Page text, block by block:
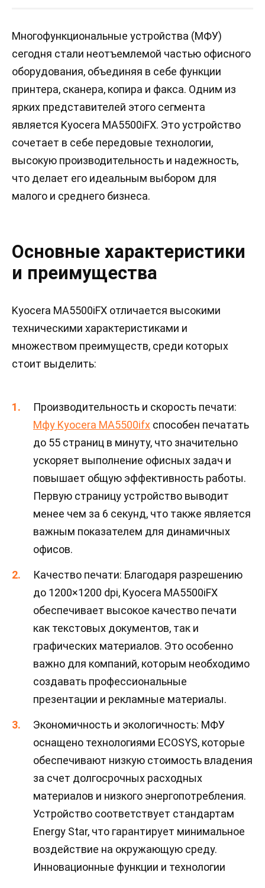
Многофункциональные устройства (МФУ)
сегодня стали неотъемлемой частью офисного
оборудования, объединяя в себе функции
принтера, сканера, копира и факса. Одним из
ярких представителей этого сегмента
является Kyocera MA5500iFX. Это устройство
сочетает в себе передовые технологии,
высокую производительность и надежность,
что делает его идеальным выбором для
малого и среднего бизнеса.
Основные характеристики
и преимущества
Kyocera MA5500iFX отличается высокими
техническими характеристиками и
множеством преимуществ, среди которых
стоит выделить:
Производительность и скорость печати:
Мфу Kyocera MA5500ifx способен печатать
до 55 страниц в минуту, что значительно
ускоряет выполнение офисных задач и
повышает общую эффективность работы.
Первую страницу устройство выводит
менее чем за 6 секунд, что также является
важным показателем для динамичных
офисов.
Качество печати: Благодаря разрешению
до 1200×1200 dpi, Kyocera MA5500iFX
обеспечивает высокое качество печати
как текстовых документов, так и
графических материалов. Это особенно
важно для компаний, которым необходимо
создавать профессиональные
презентации и рекламные материалы.
Экономичность и экологичность: МФУ
оснащено технологиями ECOSYS, которые
обеспечивают низкую стоимость владения
за счет долгосрочных расходных
материалов и низкого энергопотребления.
Устройство соответствует стандартам
Energy Star, что гарантирует минимальное
воздействие на окружающую среду.
Инновационные функции и технологии